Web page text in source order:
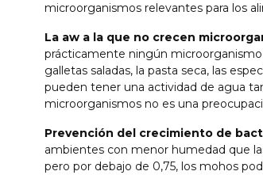
microorganismos relevantes para los
La aw a la que no crecen
prácticamente ningún
galletas saladas, la pasta seca, las
pueden tener una actividad de agua
microorganismos no es una
Prevención del crecimiento de
ambientes con menor humedad que
pero por debajo de 0,75, los mohos